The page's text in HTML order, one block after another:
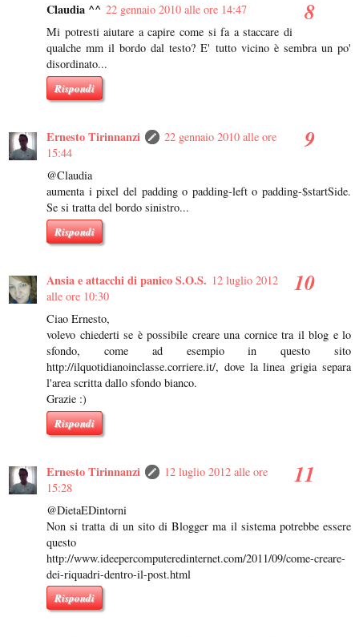
Claudia ^^ 22 gennaio 2010 alle ore 14:47
Mi potresti aiutare a capire come si fa a staccare di
qualche mm il bordo dal testo? E' tutto vicino è sembra un po'
disordinato...
Rispondi
Ernesto Tirinnanzi
22 gennaio 2010 alle ore
15:44
@Claudia
aumenta i pixel del padding o padding-left o padding-$startSide.
Se si tratta del bordo sinistro...
Rispondi
Ansia e attacchi di panico S.O.S. 12 luglio 2012
alle ore 10:30
Ciao Ernesto,
volevo chiederti se è possibile creare una cornice tra il blog e lo
sfondo, come ad esempio in questo sito
http://ilquotidianoinclasse.corriere.it/, dove la linea grigia separa
l'area scritta dallo sfondo bianco.
Grazie :)
Rispondi
Ernesto Tirinnanzi
12 luglio 2012 alle ore
15:28
@DietaEDintorni
Non si tratta di un sito di Blogger ma il sistema potrebbe essere
questo
http://www.ideepercomputeredinternet.com/2011/09/come-creare-
dei-riquadri-dentro-il-post.html
Rispondi